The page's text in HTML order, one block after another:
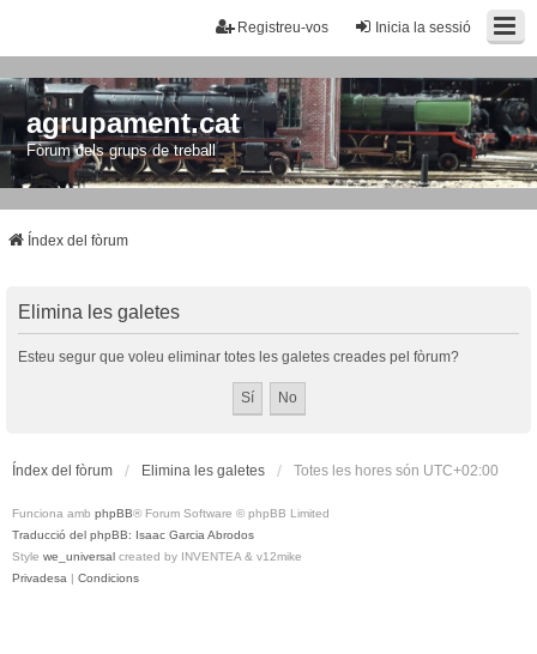
Inicia la sessió
Registreu-vos
agrupament.cat
Fòrum dels grups de treball
Índex del fòrum
Elimina les galetes
Esteu segur que voleu eliminar totes les galetes creades pel fòrum?
Índex del fòrum Elimina les galetes Totes les hores són UTC+02:00
Funciona amb phpBB® Forum Software © phpBB Limited
Traducció del phpBB: Isaac Garcia Abrodos
Style we_universal created by INVENTEA & v12mike
Privadesa | Condicions